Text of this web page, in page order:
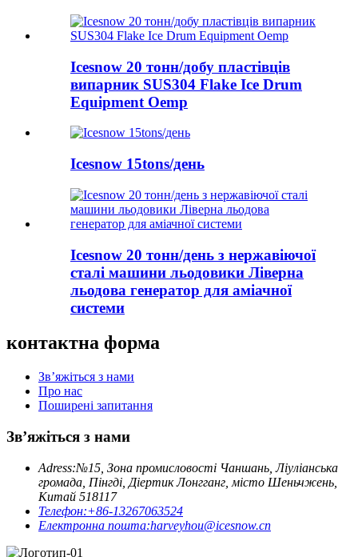
Icesnow 20 тонн/добу пластівців
випарник SUS304 Flake Ice Drum
Equipment Oemp
Icesnow 15tons/день
Icesnow 20 тонн/день з нержавіючої
сталі машини льодовики Ліверна
льодова генератор для аміачної
системи
контактна форма
Зв’яжіться з нами
Про нас
Поширені запитання
Зв’яжіться з нами
Adress:№15, Зона промисловості Чаншань, Ліуліанська
громада, Пінгді, Діертик Лонгганг, місто Шеньчжень,
Китай 518117
Телефон:+86-13267063524
Електронна пошта:harveyhou@icesnow.cn